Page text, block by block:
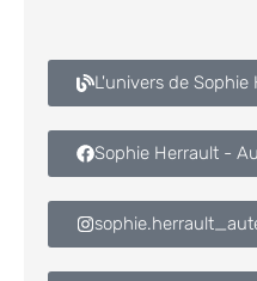
L'univers de
Sophie Herrault -